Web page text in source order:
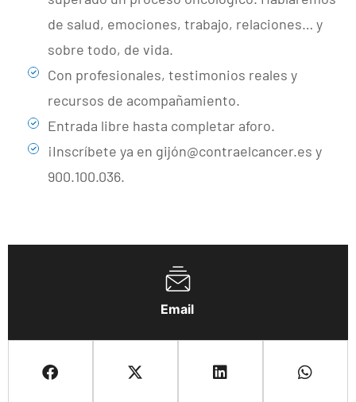
Email
de salud, emociones, trabajo, relaciones… y
sobre todo, de vida.
Con profesionales, testimonios reales y
recursos de acompañamiento.
Entrada libre hasta completar aforo.
¡Inscríbete ya en gijón@contraelcancer.es y
900.100.036.